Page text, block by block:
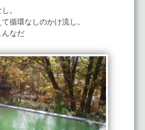
。
循環なしのかけ流し。
んなだ